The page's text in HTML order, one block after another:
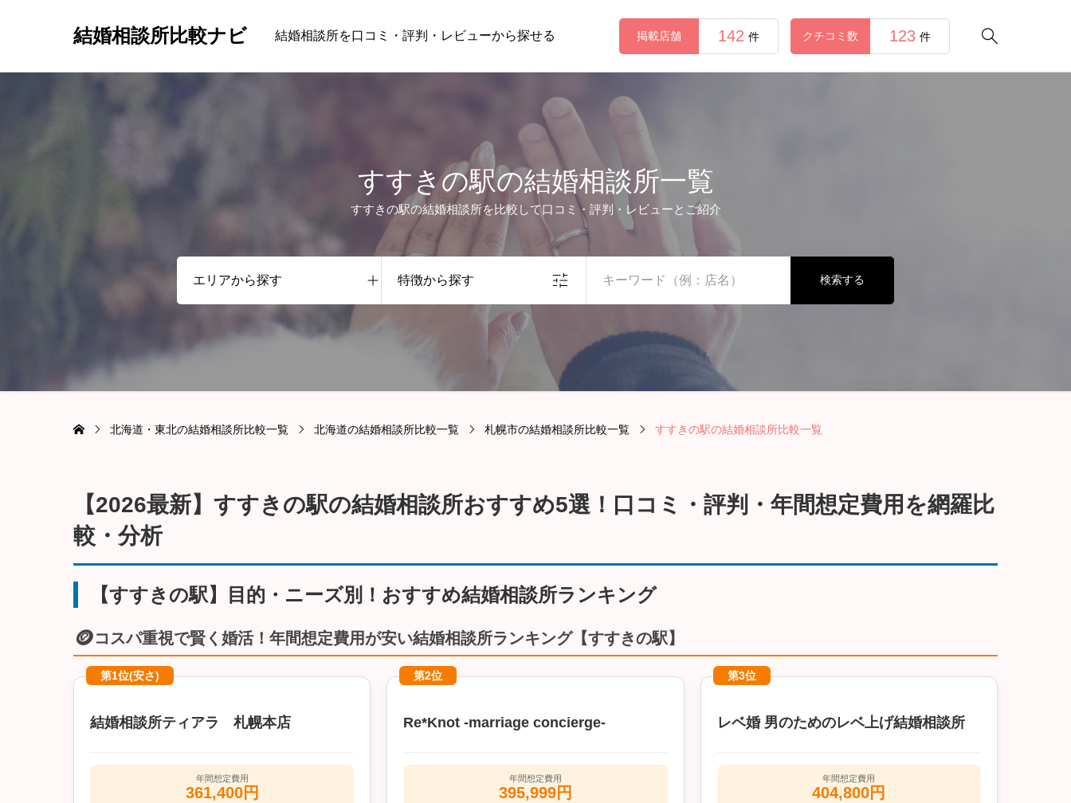
結婚相談所比較ナビ 結婚相談所を口コミ・評判・レビューから探せる 
掲載店舗 142 件 クチコミ数 123 件
すすきの駅の結婚相談所一覧
すすきの駅の結婚相談所を比較して口コミ・評判・レビューとご紹介
特徴から探す 検索する
北海道・東北の結婚相談所比較一覧 北海道の結婚相談所比較一覧 札幌市の結婚相談所比較一覧 すすきの駅の結婚相談所比較一覧
【2026最新】すすきの駅の結婚相談所おすすめ5選！口コミ・評判・年間想定費用を網羅比
較・分析
【すすきの駅】目的・ニーズ別！おすすめ結婚相談所ランキング
🪙コスパ重視で賢く婚活！年間想定費用が安い結婚相談所ランキング【すすきの駅】
第1位(安さ)
結婚相談所ティアラ 札幌本店
年間想定費用
361,400円
第2位
Re*Knot -marriage concierge-
年間想定費用
395,999円
第3位
レベ婚 男のためのレベ上げ結婚相談所
年間想定費用
404,800円